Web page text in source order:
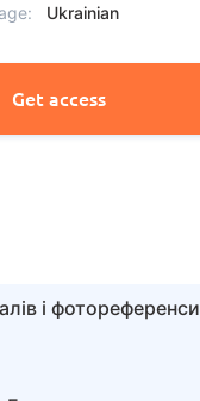
Ukrainian
Get access
і фотореференси